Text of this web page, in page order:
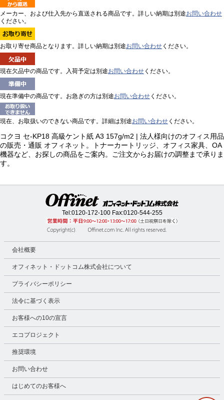
メーカー、および仕入先から直送される商品です。詳しい納期は別途お問い合わせ
ください。
お取り寄せ商品となります。詳しい納期は別途お問い合わせ ください。
現在欠品中の商品です。入荷予定は別途お問い合わせ ください。
現在準備中の商品です。お急ぎの方は別途お問い合わせ ください。
現在、お取扱いのできない商品です。詳細は別途お問い合わせ ください。
コクヨ セ-KP18 高級ケント紙 A3 157g/m2 | 法人様向けのオフィス用品
の販売・通販 オフィネット。トナーカートリッジ、オフィス家具、OA
機器など、お探しの商品をご案内。ご注文からお届けの調整まで承りま
す。
Tel:0120-172-100Fax:0120-544-255
会社概要
オフィネット・ドットコム株式会社について
プライバシーポリシー
法令に基づく表示
お客様への10の宣言
エコプロジェクト
推奨環境
お問い合わせ
はじめてのお客様へ